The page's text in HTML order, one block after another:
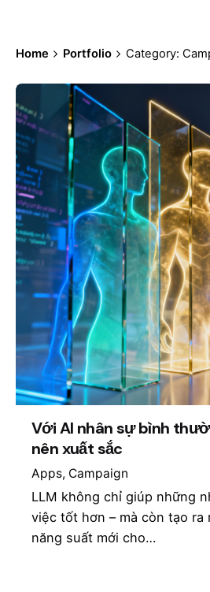
Home Portfolio Category:
Với AI nhân sự bình
nên xuất sắc
Apps Campaign
LLM không chỉ giúp những
việc tốt hơn – mà còn tạo ra
năng suất mới cho…